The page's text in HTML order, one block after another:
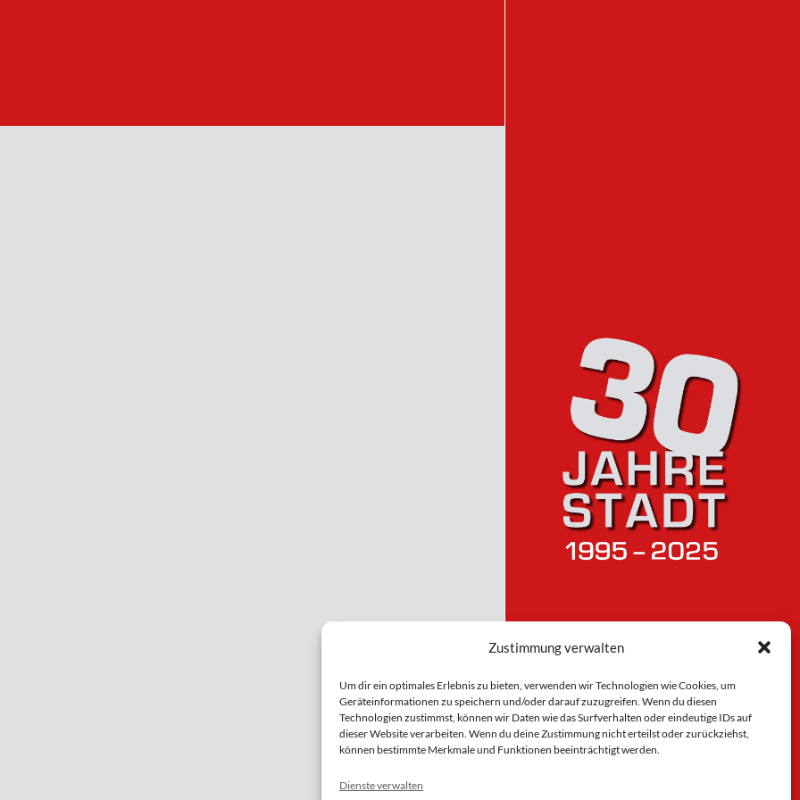
Zustimmung verwalten
Um dir ein optimales Erlebnis zu bieten, verwenden wir Technologien wie Cookies, um
Geräteinformationen zu speichern und/oder darauf zuzugreifen. Wenn du diesen
Technologien zustimmst, können wir Daten wie das Surfverhalten oder eindeutige IDs auf
dieser Website verarbeiten. Wenn du deine Zustimmung nicht erteilst oder zurückziehst,
können bestimmte Merkmale und Funktionen beeinträchtigt werden.
Dienste verwalten